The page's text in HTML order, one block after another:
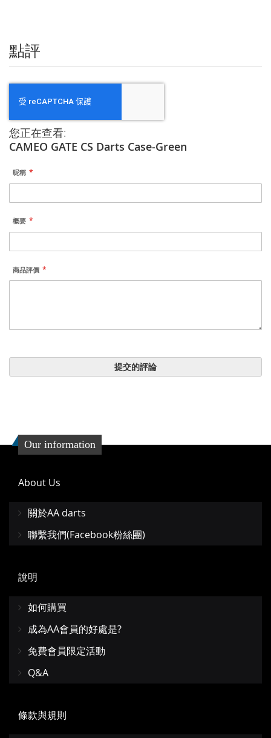
點評
您正在查看:
CAMEO GATE CS Darts Case-Green
昵稱
概要
商品評價
提交的評論
Our information
About Us
關於AA darts
聯繫我們(Facebook粉絲團)
說明
如何購買
成為AA會員的好處是?
免費會員限定活動
Q&A
條款與規則